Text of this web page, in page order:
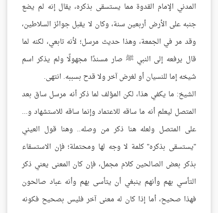
المدني الإمام القدوة مما يستسقى بذكره، يقال إنه لم يضع
جنبه على الأرض أربعين سنة، وكان لا يقبل جوائز السلاطين،
وقد مر في الجمعة، وهذا حديث مرسل؛ لأنه تابعي، لكنه لما
قال يرفعه إلى النبي ﷺ صار مسندًا مجهولًا ولم يذكر اسم
شيخه إما للنسيان أو لغرض آخر ولا قدح بسببه. انتهى.
الشيخ: ما يكفي هذا، لكن المؤلف لما ذكر أنه مرسل ساق بعد
المتصل ليعلم أنه ما ساقه للاعتماد وإنما ساقه للاستشهاد و...
على المتصل ولعله هنا ذكر من وصله.. وهنا قول العيني
"يستسقى بذكره" كلمة لا وجه لها ومحتملة؛ فإن الاستسقاء
بذكر بعض الصالحين كلام مجمل، فإن كان المعنى يعني ذكر
التأسي بهم وأنهم ينبغي أن يتأسى بهم وأنه عباد صالحون
فهذا صحيح، أما إذا كان له معنى آخر فليس بصحيح فكونه